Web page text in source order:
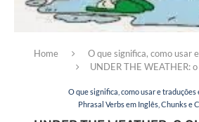
Home
O que significa, como usar
UNDER THE WEATHER:
O que significa, como usar e traduções
Phrasal Verbs em Inglês, Chunks e